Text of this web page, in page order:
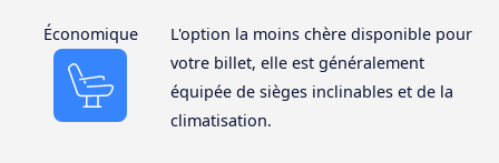
Économique
L'option la moins chère disponible pour
votre billet, elle est généralement
équipée de sièges inclinables et de la
climatisation.